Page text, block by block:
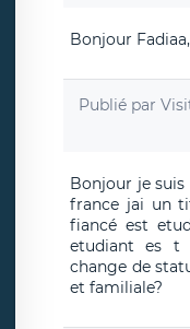
Bonjour
Publié par
Bonjour je
france jai un
fiancé est
etudiant es t
change de
et familiale?